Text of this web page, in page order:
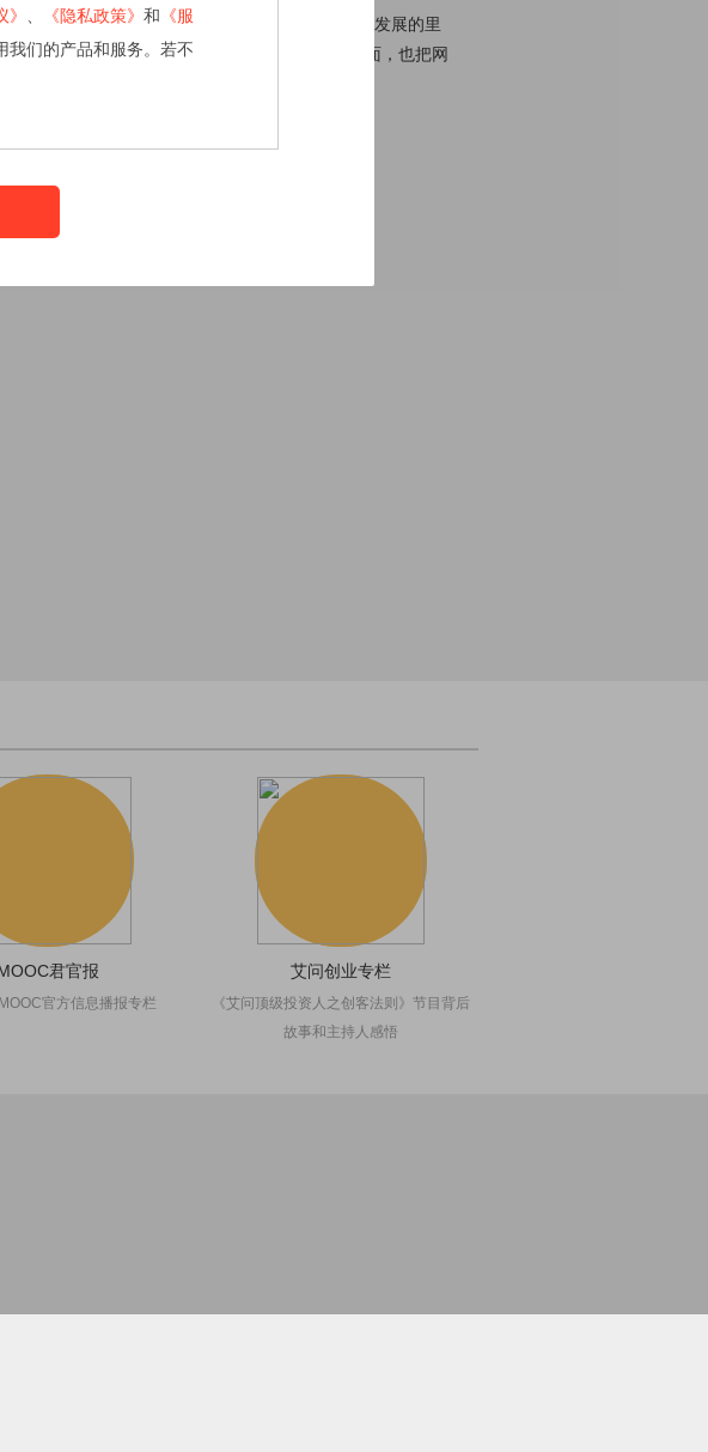
资料、经验和人才。UI中国的8周岁是UI设计行业发展的里
年庆，一方面促进了行业的前进与交流，另一方面，也把网
养更多优秀的UI设计师提供土壤和养分。
君官报
官方信息播报专栏
艾问创业专栏
《艾问顶级投资人之创客法则》节目背后
故事和主持人感悟
》 、 《隐私政策》 和
《服
我们的产品和服务。若不